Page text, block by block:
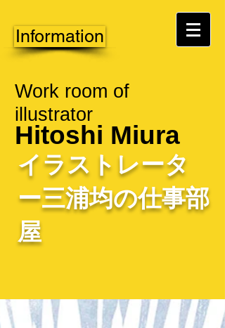
Information
Work room of
illustrator
Hitoshi Miura
イラストレータ
ー三浦均の仕事部
屋